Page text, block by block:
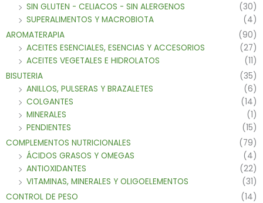
SIN GLUTEN - CELIACOS - SIN ALERGENOS
(30)
SUPERALIMENTOS Y MACROBIOTA
(4)
AROMATERAPIA
(90)
ACEITES ESENCIALES, ESENCIAS Y ACCESORIOS
(27)
ACEITES VEGETALES E HIDROLATOS
(11)
BISUTERIA
(35)
ANILLOS, PULSERAS Y BRAZALETES
(6)
COLGANTES
(14)
MINERALES
(1)
PENDIENTES
(15)
COMPLEMENTOS NUTRICIONALES
(79)
ÁCIDOS GRASOS Y OMEGAS
(4)
ANTIOXIDANTES
(22)
VITAMINAS, MINERALES Y OLIGOELEMENTOS
(31)
CONTROL DE PESO
(14)